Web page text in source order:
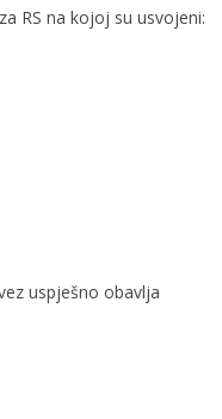
RS na kojoj su usvojeni:
uspješno obavlja